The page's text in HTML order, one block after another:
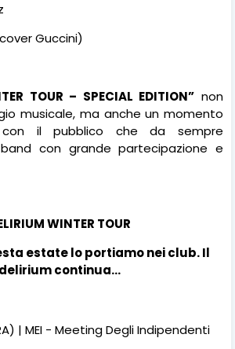
Guccini)
TOUR – SPECIAL EDITION” non
musicale, ma anche un momento
con il pubblico che da sempre
con grande partecipazione e
WINTER TOUR
estate lo portiamo nei club. Il
delirium continua...
| MEI - Meeting Degli Indipendenti